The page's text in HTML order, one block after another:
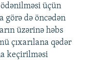
üçün
görə də öncədən
üzərinə həbs
çıxarılana qədər
keçirilməsi